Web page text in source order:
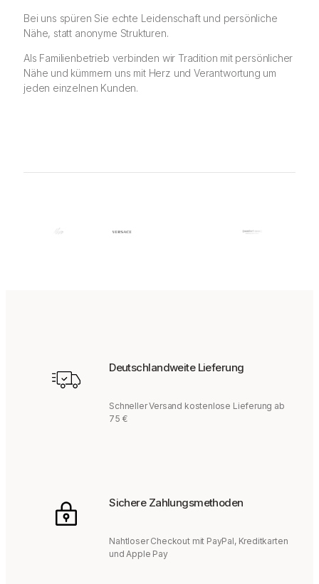
Bei uns spüren Sie echte Leidenschaft und persönliche
Nähe, statt anonyme Strukturen.
Als Familienbetrieb verbinden wir Tradition mit persönlicher
Nähe und kümmern uns mit Herz und Verantwortung um
jeden einzelnen Kunden.
Deutschlandweite Lieferung
Schneller Versand kostenlose Lieferung ab
75 €
Sichere Zahlungsmethoden
Nahtloser Checkout mit PayPal, Kreditkarten
und Apple Pay